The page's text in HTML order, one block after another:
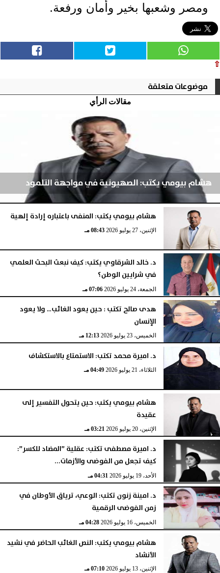
ومصر وشعبها بخير وأمان ورفعة.
⇧
موضوعات متعلقة
مقالات الرأي
هشام بيومي يكتب: الصهيونية في مواجهة التلمود
الإثنين، 3 أغسطس 2026 04:52 مـ
هشام بيومي يكتب: المنفى باعتباره إرادة إلهية
الإثنين، 27 يوليو 2026 08:43 مـ
د. خالد الشرقاوي يكتب: كيف نبعث البحث العلمي
في شرايين الوطن؟
الجمعة، 24 يوليو 2026 07:06 مـ
هدى صالح تكتب : حين يعود الغائب… ولا يعود
الإنسان
الخميس، 23 يوليو 2026 12:13 مـ
د. اميرة محمد تكتب: الاستمتاع بالاستكشاف
الثلاثاء، 21 يوليو 2026 04:49 مـ
هشام بيومي يكتب: حين يتحول التفسير إلى
عقيدة
الإثنين، 20 يوليو 2026 03:21 مـ
د. اميرة مصطفى تكتب: عقلية ”المضاد للكسر”:
كيف تجعل من الفوضى والأزمات...
الأحد، 19 يوليو 2026 04:31 مـ
د. امينة زنون تكتب: الوعي، ترياق الأوطان في
زمن الفوضى الرقمية
الخميس، 16 يوليو 2026 04:28 مـ
هشام بيومي يكتب: النص الغائب الحاضر في نشيد
الأنشاد
الإثنين، 13 يوليو 2026 07:10 مـ